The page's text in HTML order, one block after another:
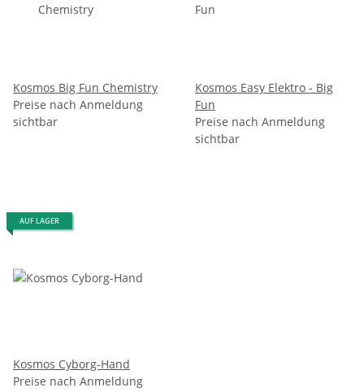
Kosmos Big Fun Chemistry
Preise nach Anmeldung
sichtbar
Kosmos Easy Elektro - Big
Fun
Preise nach Anmeldung
sichtbar
AUF LAGER
Kosmos Cyborg-Hand
Preise nach Anmeldung